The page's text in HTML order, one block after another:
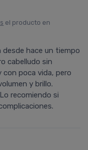
el producto en
hace un tiempo
cabelludo sin
con poca vida, pero
y brillo.
recomiendo si